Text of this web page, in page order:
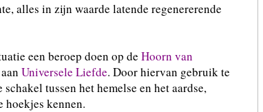
alles in zijn waarde latende regenererende
een beroep doen op de Hoorn van
Universele Liefde. Door hiervan gebruik te
tussen het hemelse en het aardse,
hoekjes kennen.